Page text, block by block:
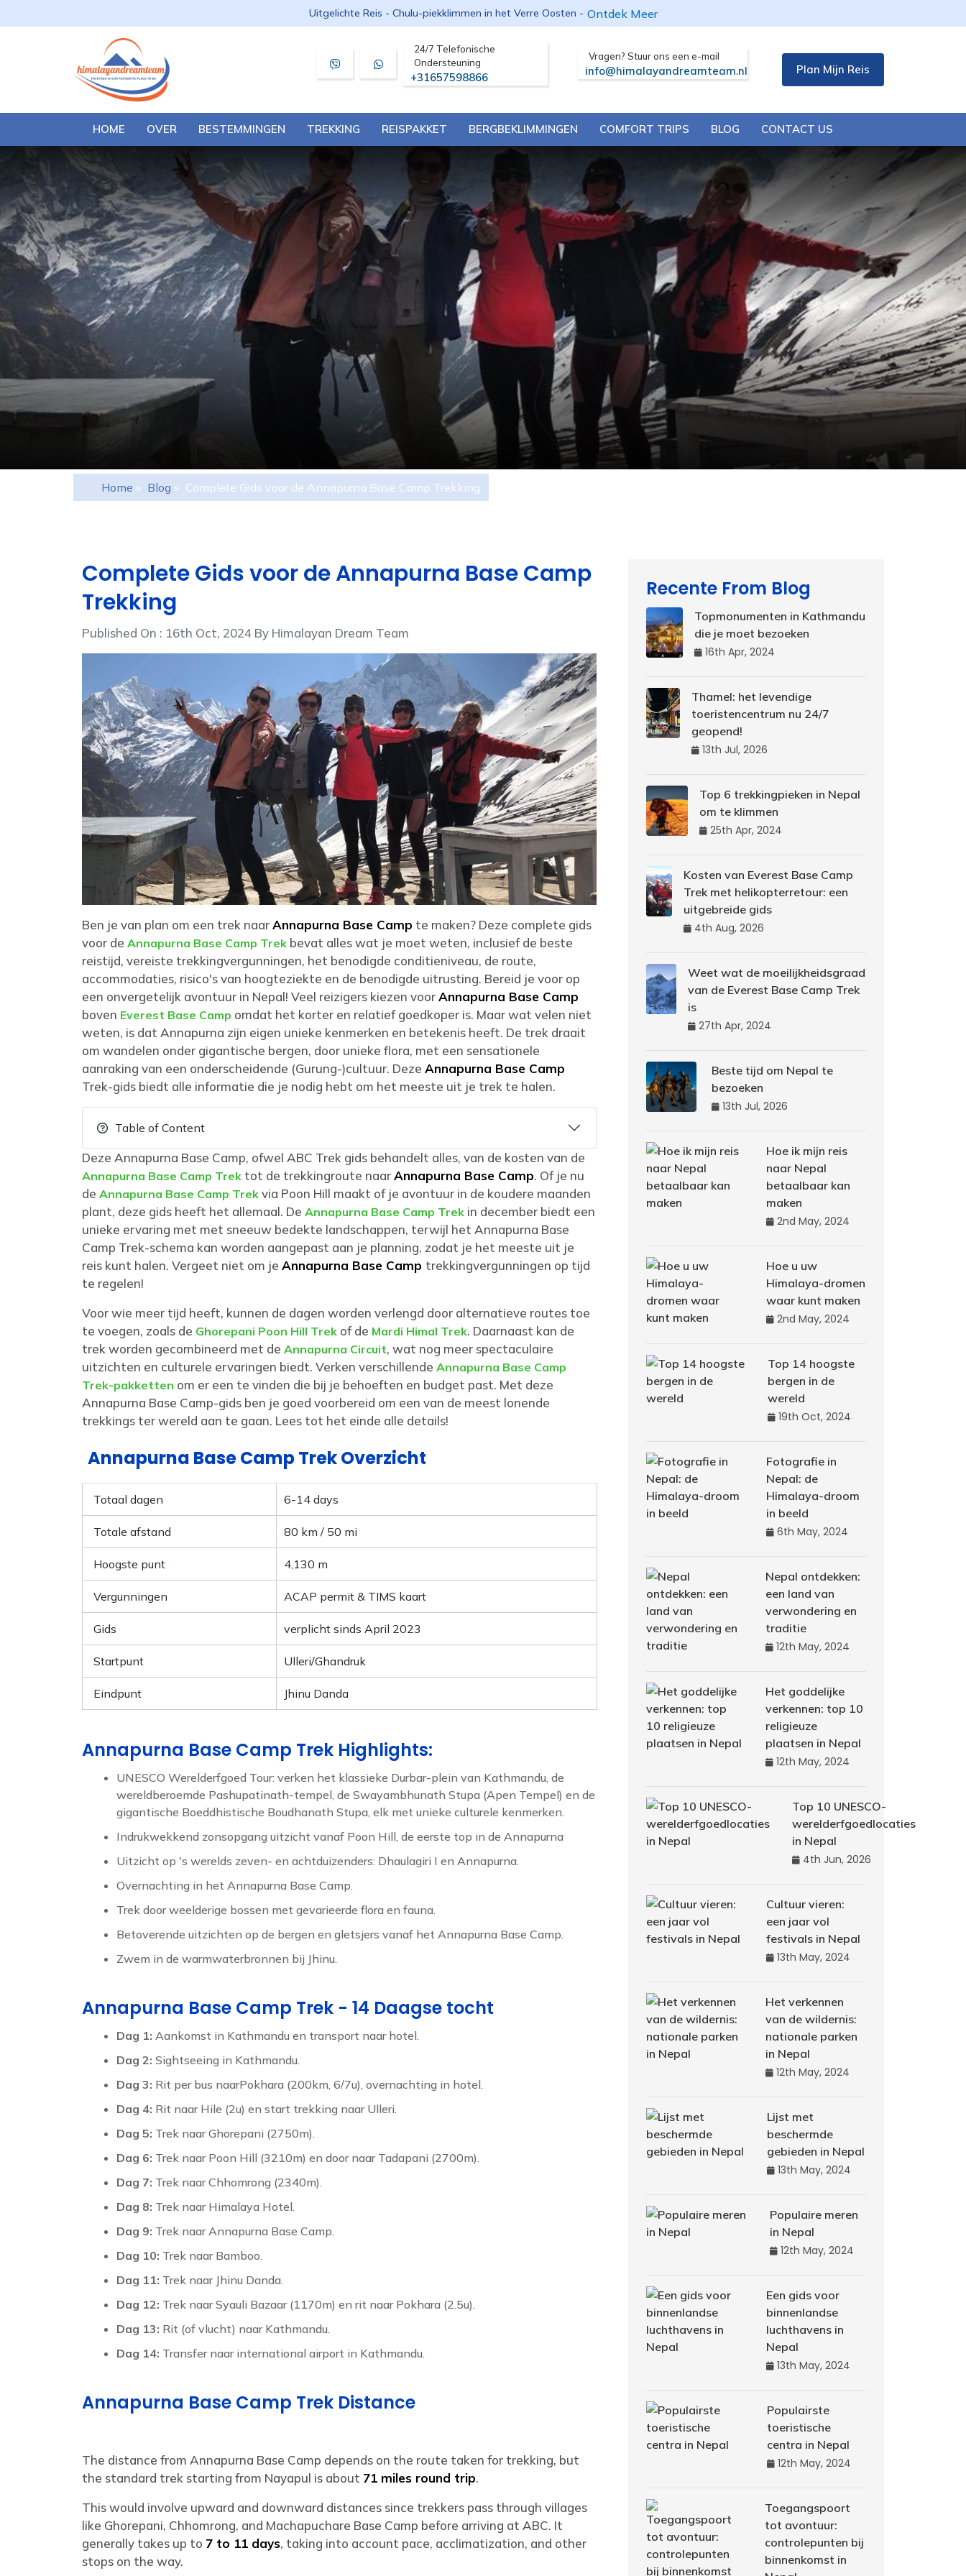
Uitgelichte Reis - Chulu-piekklimmen in het Verre Oosten - Ontdek Meer
24/7 Telefonische
Ondersteuning
+31657598866
Vragen? Stuur ons een e-mail
info@himalayandreamteam.nl Plan Mijn Reis
HOME OVER BESTEMMINGEN TREKKING REISPAKKET BERGBEKLIMMINGEN COMFORT TRIPS BLOG CONTACT US
Home » Blog » Complete Gids voor de Annapurna Base Camp Trekking
Complete Gids voor de Annapurna Base Camp
Trekking
Published On : 16th Oct, 2024 By Himalayan Dream Team
Ben je van plan om een trek naarAnnapurna Base Camp te maken? Deze complete gids
voor de Annapurna Base Camp Trek bevat alles wat je moet weten, inclusief de beste
reistijd, vereiste trekkingvergunningen, het benodigde conditieniveau, de route,
accommodaties, risico's van hoogteziekte en de benodigde uitrusting. Bereid je voor op
een onvergetelijk avontuur in Nepal! Veel reizigers kiezen voorAnnapurna Base Camp
boven Everest Base Camp omdat het korter en relatief goedkoper is. Maar wat velen niet
weten, is dat Annapurna zijn eigen unieke kenmerken en betekenis heeft. De trek draait
om wandelen onder gigantische bergen, door unieke flora, met een sensationele
aanraking van een onderscheidende (Gurung-)cultuur. Deze Annapurna Base Camp
Trek-gids biedt alle informatie die je nodig hebt om het meeste uit je trek te halen.
Table of Content
Deze Annapurna Base Camp, ofwel ABC Trek gids behandelt alles, van de kosten van de
Annapurna Base Camp Trek tot de trekkingroute naarAnnapurna Base Camp. Of je nu
de Annapurna Base Camp Trek via Poon Hill maakt of je avontuur in de koudere maanden
plant, deze gids heeft het allemaal. De Annapurna Base Camp Trek in december biedt een
unieke ervaring met met sneeuw bedekte landschappen, terwijl het Annapurna Base
Camp Trek-schema kan worden aangepast aan je planning, zodat je het meeste uit je
reis kunt halen. Vergeet niet om je Annapurna Base Camp trekkingvergunningen op tijd
te regelen!
Voor wie meer tijd heeft, kunnen de dagen worden verlengd door alternatieve routes toe
te voegen, zoals de Ghorepani Poon Hill Trek of de Mardi Himal Trek. Daarnaast kan de
trek worden gecombineerd met de Annapurna Circuit, wat nog meer spectaculaire
uitzichten en culturele ervaringen biedt. Verken verschillende Annapurna Base Camp
Trek-pakketten om er een te vinden die bij je behoeften en budget past. Met deze
Annapurna Base Camp-gids ben je goed voorbereid om een van de meest lonende
trekkings ter wereld aan te gaan. Lees tot het einde alle details!
Annapurna Base Camp Trek Overzicht
Totaal dagen 6-14 days
Totale afstand 80 km / 50 mi
Hoogste punt 4,130 m
Vergunningen ACAP permit & TIMS kaart
Gids verplicht sinds April 2023
Startpunt Ulleri/Ghandruk
Eindpunt Jhinu Danda
Annapurna Base Camp Trek Highlights:
UNESCO Werelderfgoed Tour: verken het klassieke Durbar-plein van Kathmandu, de
wereldberoemde Pashupatinath-tempel, de Swayambhunath Stupa (Apen Tempel) en de
gigantische Boeddhistische Boudhanath Stupa, elk met unieke culturele kenmerken.
Indrukwekkend zonsopgang uitzicht vanaf Poon Hill, de eerste top in de Annapurna
Uitzicht op 's werelds zeven- en achtduizenders: Dhaulagiri I en Annapurna.
Overnachting in het Annapurna Base Camp.
Trek door weelderige bossen met gevarieerde flora en fauna.
Betoverende uitzichten op de bergen en gletsjers vanaf het Annapurna Base Camp.
Zwem in de warmwaterbronnen bij Jhinu.
Annapurna Base Camp Trek - 14 Daagse tocht
Dag 1: Aankomst in Kathmandu en transport naar hotel.
Dag 2: Sightseeing in Kathmandu.
Dag 3: Rit per bus naarPokhara (200km, 6/7u), overnachting in hotel.
Dag 4: Rit naar Hile (2u) en start trekking naar Ulleri.
Dag 5: Trek naar Ghorepani (2750m).
Dag 6: Trek naar Poon Hill (3210m) en door naar Tadapani (2700m).
Dag 7: Trek naar Chhomrong (2340m).
Dag 8: Trek naar Himalaya Hotel.
Dag 9: Trek naar Annapurna Base Camp.
Dag 10: Trek naar Bamboo.
Dag 11: Trek naar Jhinu Danda.
Dag 12: Trek naar Syauli Bazaar (1170m) en rit naar Pokhara (2.5u).
Dag 13: Rit (of vlucht) naar Kathmandu.
Dag 14: Transfer naar international airport in Kathmandu.
Annapurna Base Camp Trek Distance
The distance from Annapurna Base Camp depends on the route taken for trekking, but
the standard trek starting from Nayapul is about 71 miles round trip.
This would involve upward and downward distances since trekkers pass through villages
like Ghorepani, Chhomrong, and Machapuchare Base Camp before arriving at ABC. It
generally takes up to 7 to 11 days, taking into account pace, acclimatization, and other
stops on the way.
Recente From Blog
Topmonumenten in Kathmandu
die je moet bezoeken
16th Apr, 2024
Thamel: het levendige
toeristencentrum nu 24/7
geopend!
13th Jul, 2026
Top 6 trekkingpieken in Nepal
om te klimmen
25th Apr, 2024
Kosten van Everest Base Camp
Trek met helikopterretour: een
uitgebreide gids
4th Aug, 2026
Weet wat de moeilijkheidsgraad
van de Everest Base Camp Trek
is
27th Apr, 2024
Beste tijd om Nepal te
bezoeken
13th Jul, 2026
Hoe ik mijn reis
naar Nepal
betaalbaar kan
maken
2nd May, 2024
Hoe u uw
Himalaya-dromen
waar kunt maken
2nd May, 2024
Top 14 hoogste
bergen in de
wereld
19th Oct, 2024
Fotografie in
Nepal: de
Himalaya-droom
in beeld
6th May, 2024
Nepal ontdekken:
een land van
verwondering en
traditie
12th May, 2024
Het goddelijke
verkennen: top 10
religieuze
plaatsen in Nepal
12th May, 2024
Top 10 UNESCO-
werelderfgoedlocaties
in Nepal
4th Jun, 2026
Cultuur vieren:
een jaar vol
festivals in Nepal
13th May, 2024
Het verkennen
van de wildernis:
nationale parken
in Nepal
12th May, 2024
Lijst met
beschermde
gebieden in Nepal
13th May, 2024
Populaire meren
in Nepal
12th May, 2024
Een gids voor
binnenlandse
luchthavens in
Nepal
13th May, 2024
Populairste
toeristische
centra in Nepal
12th May, 2024
Toegangspoort
tot avontuur:
controlepunten bij
binnenkomst in